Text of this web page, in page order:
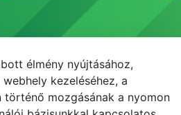
NEPTUN
E-learning
Informatikai Igazgatóság
élmény nyújtásához,
kezeléséhez, a
történő mozgásának a nyomon